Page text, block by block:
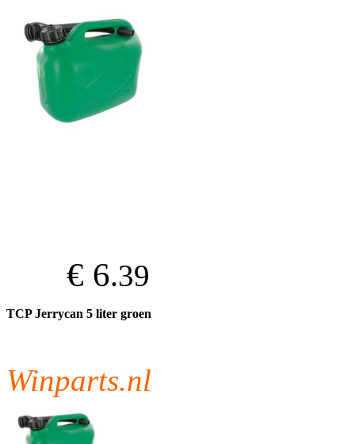
€ 6.39
TCP Jerrycan 5 liter groen
Winparts.nl